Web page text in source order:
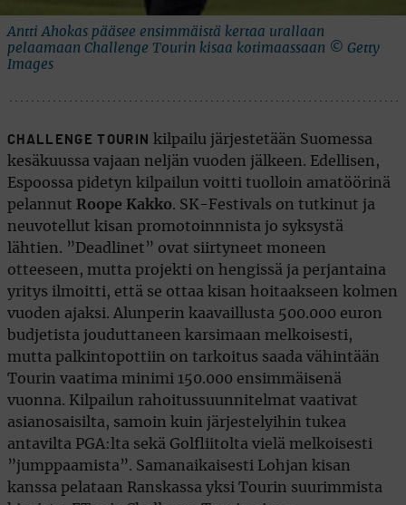
Antti Ahokas pääsee ensimmäistä kertaa urallaan
pelaamaan Challenge Tourin kisaa kotimaassaan © Getty
Images
CHALLENGE TOURIN
kilpailu järjestetään Suomessa
kesäkuussa vajaan neljän vuoden jälkeen. Edellisen,
Espoossa pidetyn kilpailun voitti tuolloin amatöörinä
pelannut Roope Kakko. SK-Festivals on tutkinut ja
neuvotellut kisan promotoinnnista jo syksystä
lähtien. ”Deadlinet” ovat siirtyneet moneen
otteeseen, mutta projekti on hengissä ja perjantaina
yritys ilmoitti, että se ottaa kisan hoitaakseen kolmen
vuoden ajaksi. Alunperin kaavaillusta 500.000 euron
budjetista jouduttaneen karsimaan melkoisesti,
mutta palkintopottiin on tarkoitus saada vähintään
Tourin vaatima minimi 150.000 ensimmäisenä
vuonna. Kilpailun rahoitussuunnitelmat vaativat
asianosaisilta, samoin kuin järjestelyihin tukea
antavilta PGA:lta sekä Golfliitolta vielä melkoisesti
”jumppaamista”. Samanaikaisesti Lohjan kisan
kanssa pelataan Ranskassa yksi Tourin suurimmista